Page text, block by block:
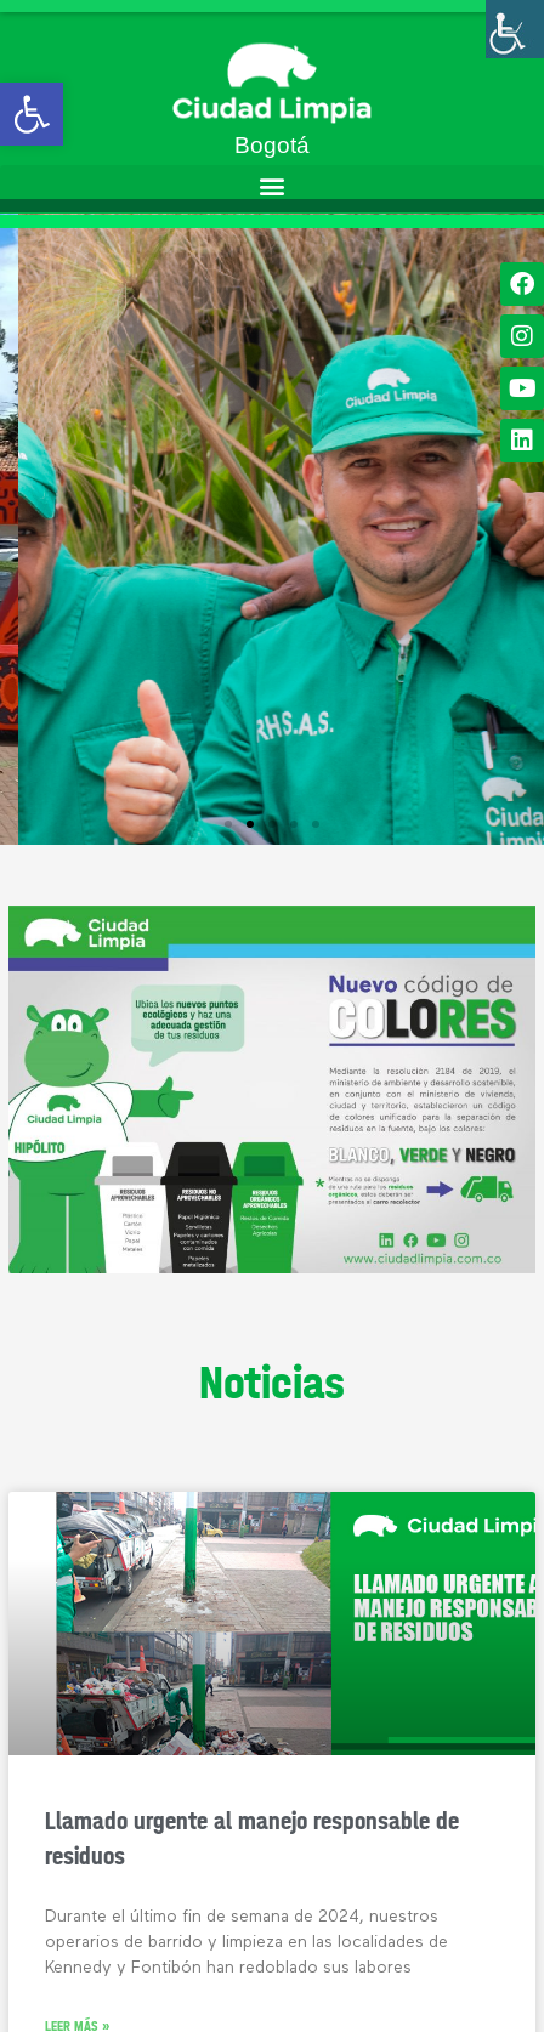
Abrir barra de herramientas
Bogotá
Noticias
Llamado urgente al manejo responsable de
residuos
Durante el último fin de semana de 2024, nuestros
operarios de barrido y limpieza en las localidades de
Kennedy y Fontibón han redoblado sus labores
LEER MÁS »